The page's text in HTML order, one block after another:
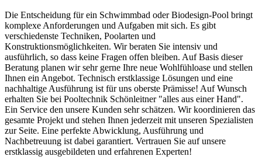
Die Entscheidung für ein Schwimmbad oder Biodesign-Pool bringt
komplexe Anforderungen und Aufgaben mit sich. Es gibt
verschiedenste Techniken, Poolarten und
Konstruktionsmöglichkeiten. Wir beraten Sie intensiv und
ausführlich, so dass keine Fragen offen bleiben. Auf Basis dieser
Beratung planen wir sehr gerne Ihre neue Wohlfühloase und stellen
Ihnen ein Angebot. Technisch erstklassige Lösungen und eine
nachhaltige Ausführung ist für uns oberste Prämisse! Auf Wunsch
erhalten Sie bei Pooltechnik Schönleitner "alles aus einer Hand".
Ein Service den unsere Kunden sehr schätzen. Wir koordinieren das
gesamte Projekt und stehen Ihnen jederzeit mit unseren Spezialisten
zur Seite. Eine perfekte Abwicklung, Ausführung und
Nachbetreuung ist dabei garantiert. Vertrauen Sie auf unsere
erstklassig ausgebildeten und erfahrenen Experten!